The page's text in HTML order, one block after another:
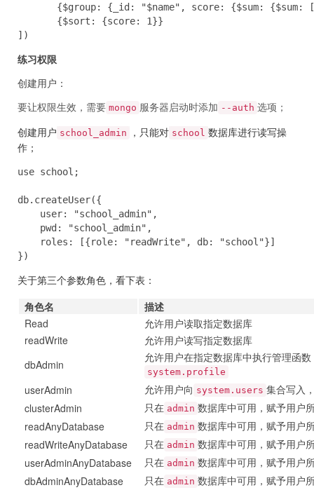
{$group: {_id: "$name", score: {$sum: {$sum:
{$sort: {score: 1}}
])
练习权限
创建用户：
要让权限生效，需要 mongo 服务器启动时添加 --auth 选项；
创建用户 school_admin ，只能对 school 数据库进行读写操
作；
use school;
db.createUser({
user: "school_admin",
pwd: "school_admin",
roles: [{role: "readWrite", db: "school"}]
})
关于第三个参数角色，看下表：
角色名
描述
Read
允许用户读取指定数据库
readWrite
允许用户读写指定数据库
dbAdmin
允许用户在指定数据库中执行管理函
system.profile
userAdmin 允许用户向 system.users 集合写入
clusterAdmin
只在 admin 数据库中可用，赋予用户
readAnyDatabase
只在 admin 数据库中可用，赋予用户
readWriteAnyDatabase
只在 admin 数据库中可用，赋予用户
userAdminAnyDatabase
只在 admin 数据库中可用，赋予用户
dbAdminAnyDatabase
只在 admin 数据库中可用，赋予用户